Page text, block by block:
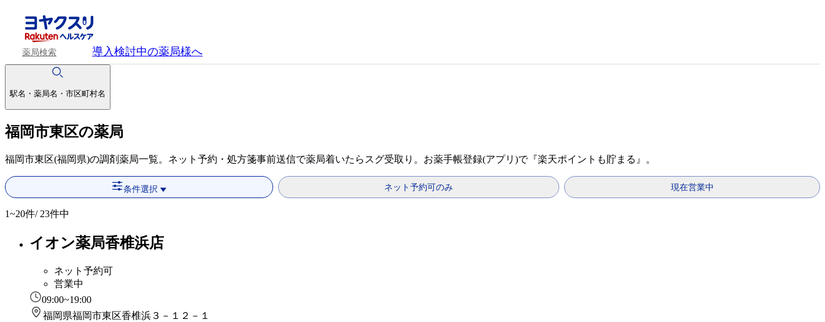
薬局検索 導入検討中の薬局様へ
駅名・薬局名・市区町村名
福岡市東区の薬局
福岡市東区(福岡県)の調剤薬局一覧。ネット予約・処方箋事前送信で薬局着いたらスグ受取り。お薬手帳登録(アプリ)で『楽天ポイントも貯まる』。
条件選択 ネット予約可のみ 現在営業中
1~20件/ 23件中
イオン薬局香椎浜店
ネット予約可
営業中
09:00~19:00
福岡県福岡市東区香椎浜３－１２－１